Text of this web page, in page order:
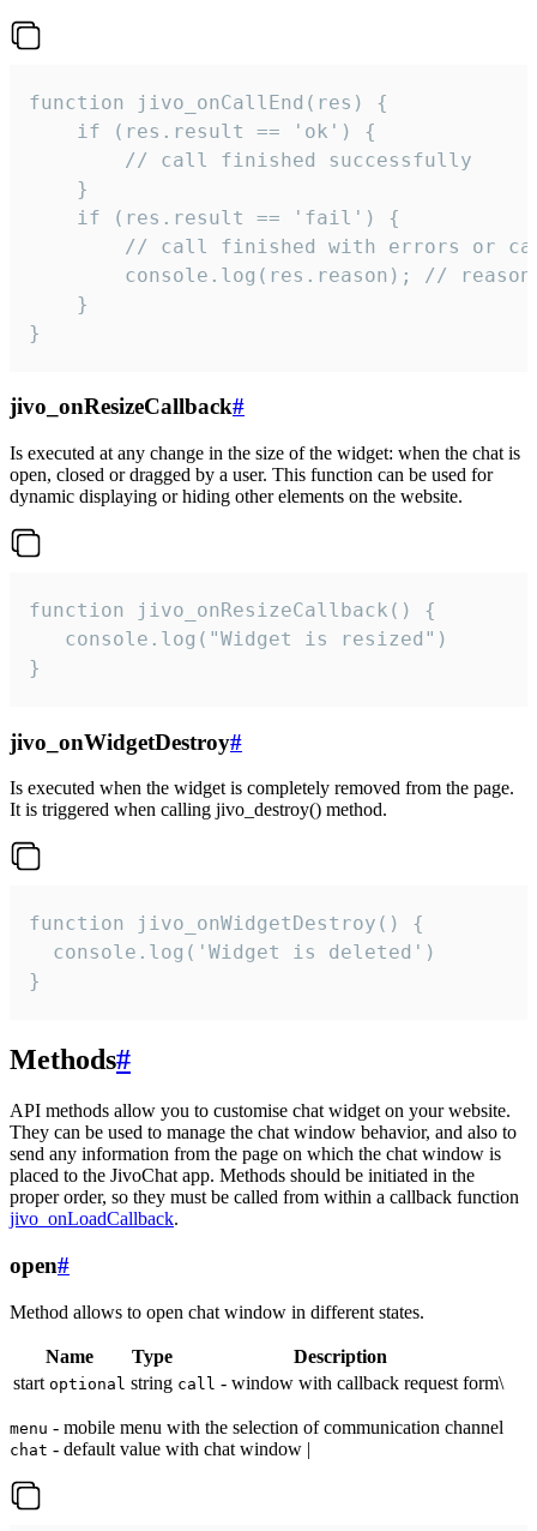
function jivo_onCallEnd(res) {
    if (res.result == 'ok') {
        // call finished successfully
    }
    if (res.result == 'fail') {
// call finished with errors or
console.log(res.reason); //
    }
}
jivo_onResizeCallback#
Is executed at any change in the size of the widget: when the chat is
open, closed or dragged by a user. This function can be used for
dynamic displaying or hiding other elements on the website.
function jivo_onResizeCallback() {
   console.log("Widget is resized")
}
jivo_onWidgetDestroy#
Is executed when the widget is completely removed from the page.
It is triggered when calling jivo_destroy() method.
function jivo_onWidgetDestroy() {
  console.log('Widget is deleted')
}
Methods#
API methods allow you to customise chat widget on your website.
They can be used to manage the chat window behavior, and also to
send any information from the page on which the chat window is
placed to the JivoChat app. Methods should be initiated in the
proper order, so they must be called from within a callback function
jivo_onLoadCallback.
open#
Method allows to open chat window in different states.
Name Type
Description
start optional string call - window with callback request form\
menu - mobile menu with the selection of communication channel
chat - default value with chat window |